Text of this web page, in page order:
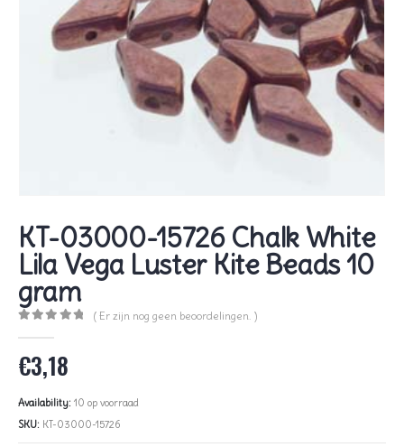
KT-03000-15726 Chalk White
Lila Vega Luster Kite Beads 10
gram
( Er zijn nog geen beoordelingen. )
€3,18
Availability: 10 op voorraad
SKU: KT-03000-15726